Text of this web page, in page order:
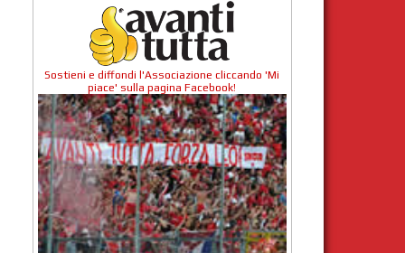
Sostieni e diffondi l'Associazione cliccando 'Mi
piace' sulla pagina Facebook!